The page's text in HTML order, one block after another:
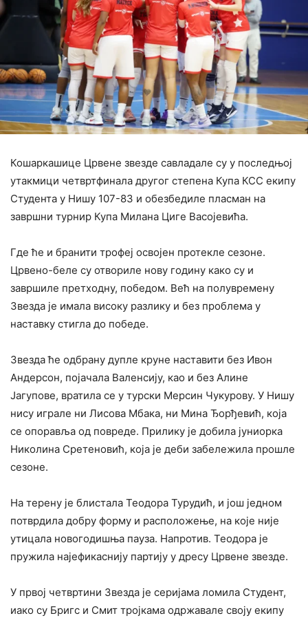
Кошаркашице Црвене звезде савладале су у последњој
утакмици четвртфинала другог степена Купа КСС екипу
Студента у Нишу 107-83 и обезбедиле пласман на
завршни турнир Купа Милана Циге Васојевића.
Где ће и бранити трофеј освојен протекле сезоне.
Црвено-беле су отвориле нову годину како су и
завршиле претходну, победом. Већ на полувремену
Звезда је имала високу разлику и без проблема у
наставку стигла до победе.
Звезда ће одбрану дупле круне наставити без Ивон
Андерсон, појачала Валенсију, као и без Алине
Јагупове, вратила се у турски Мерсин Чукурову. У Нишу
нису играле ни Лисова Мбака, ни Мина Ђорђевић, која
се опоравља од повреде. Прилику је добила јуниорка
Николина Сретеновић, која је деби забележила прошле
сезоне.
На терену је блистала Теодора Турудић, и још једном
потврдила добру форму и расположење, на које није
утицала новогодишња пауза. Напротив. Теодора је
пружила најефикаснију партију у дресу Црвене звезде.
У првој четвртини Звезда је серијама ломила Студент,
иако су Бригс и Смит тројкама одржавале своју екипу